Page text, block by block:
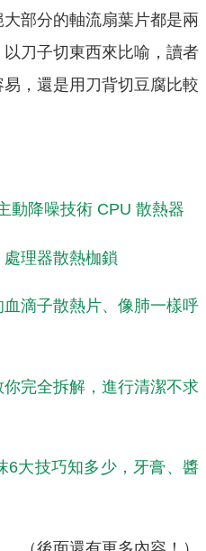
部分的軸流扇葉片都是兩
刀子切東西來比喻，讀者
，還是用刀背切豆腐比較
動降噪技術 CPU 散熱器
理器散熱枷鎖
滴子散熱片、像肺一樣呼
完全拆解，進行清潔不求
6大技巧知多少，牙膏、醬